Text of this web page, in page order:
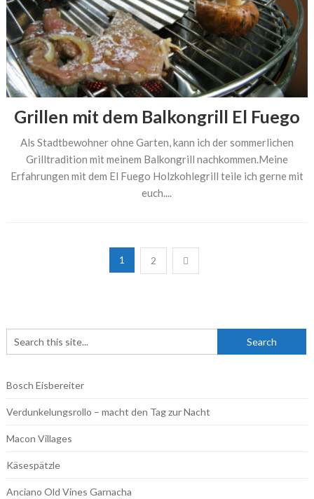
Grillen mit dem Balkongrill El Fuego
Als Stadtbewohner ohne Garten, kann ich der sommerlichen
Grilltradition mit meinem Balkongrill nachkommen.Meine
Erfahrungen mit dem El Fuego Holzkohlegrill teile ich gerne mit
euch....
Beitragsnavigation
1 2
Bosch Eisbereiter
Verdunkelungsrollo – macht den Tag zur Nacht
Macon Villages
Käsespätzle
Anciano Old Vines Garnacha